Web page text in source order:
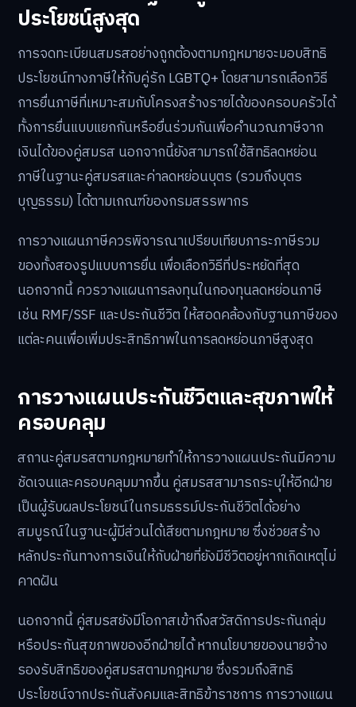
ประโยชน์สูงสุด
การจดทะเบียนสมรสอย่างถูกต้องตามกฎหมายจะมอบสิทธิ
ประโยชน์ทางภาษีให้กับคู่รัก LGBTQ+ โดยสามารถเลือกวิธี
การยื่นภาษีที่เหมาะสมกับโครงสร้างรายได้ของครอบครัวได้
ทั้งการยื่นแบบแยกกันหรือยื่นร่วมกันเพื่อคำนวณภาษีจาก
เงินได้ของคู่สมรส นอกจากนี้ยังสามารถใช้สิทธิลดหย่อน
ภาษีในฐานะคู่สมรสและค่าลดหย่อนบุตร (รวมถึงบุตร
บุญธรรม) ได้ตามเกณฑ์ของกรมสรรพากร
การวางแผนภาษีควรพิจารณาเปรียบเทียบภาระภาษีรวม
ของทั้งสองรูปแบบการยื่น เพื่อเลือกวิธีที่ประหยัดที่สุด
นอกจากนี้ ควรวางแผนการลงทุนในกองทุนลดหย่อนภาษี
เช่น RMF/SSF และประกันชีวิต ให้สอดคล้องกับฐานภาษีของ
แต่ละคนเพื่อเพิ่มประสิทธิภาพในการลดหย่อนภาษีสูงสุด
การวางแผนประกันชีวิตและสุขภาพให้
ครอบคลุม
สถานะคู่สมรสตามกฎหมายทำให้การวางแผนประกันมีความ
ชัดเจนและครอบคลุมมากขึ้น คู่สมรสสามารถระบุให้อีกฝ่าย
เป็นผู้รับผลประโยชน์ในกรมธรรม์ประกันชีวิตได้อย่าง
สมบูรณ์ในฐานะผู้มีส่วนได้เสียตามกฎหมาย ซึ่งช่วยสร้าง
หลักประกันทางการเงินให้กับฝ่ายที่ยังมีชีวิตอยู่หากเกิดเหตุไม่
คาดฝัน
นอกจากนี้ คู่สมรสยังมีโอกาสเข้าถึงสวัสดิการประกันกลุ่ม
หรือประกันสุขภาพของอีกฝ่ายได้ หากนโยบายของนายจ้าง
รองรับสิทธิของคู่สมรสตามกฎหมาย ซึ่งรวมถึงสิทธิ
ประโยชน์จากประกันสังคมและสิทธิข้าราชการ การวางแผน